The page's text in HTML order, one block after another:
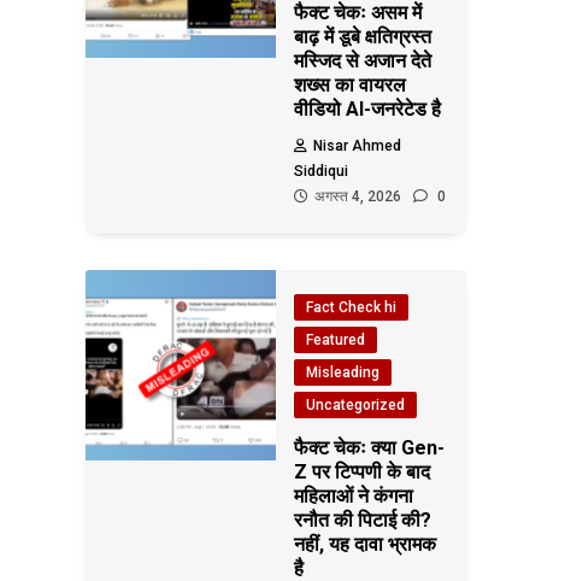
फैक्ट चेकः असम में
बाढ़ में डूबे क्षतिग्रस्त
मस्जिद से अजान देते
शख्स का वायरल
वीडियो AI-जनरेटेड है
Nisar Ahmed
Siddiqui
अगस्त 4, 2026
0
Fact Check hi
Featured
Misleading
Uncategorized
फैक्ट चेकः क्या Gen-
Z पर टिप्पणी के बाद
महिलाओं ने कंगना
रनौत की पिटाई की?
नहीं, यह दावा भ्रामक
है